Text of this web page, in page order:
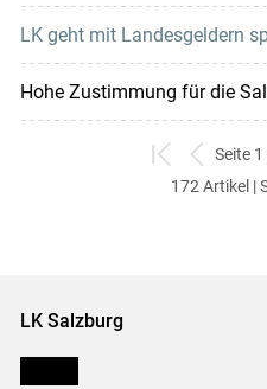
LK geht mit Landesgeldern
Hohe Zustimmung für die
zum
ersten
zurück
zum
Seite
172 Artikel |
LK Salzburg